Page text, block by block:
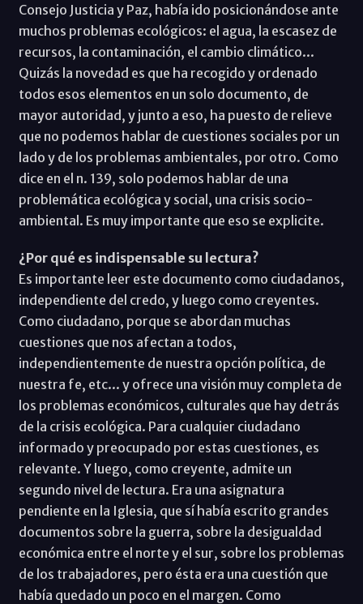
Consejo Justicia y Paz, había ido posicionándose ante
muchos problemas ecológicos: el agua, la escasez de
recursos, la contaminación, el cambio climático...
Quizás la novedad es que ha recogido y ordenado
todos esos elementos en un solo documento, de
mayor autoridad, y junto a eso, ha puesto de relieve
que no podemos hablar de cuestiones sociales por un
lado y de los problemas ambientales, por otro. Como
dice en el n. 139, solo podemos hablar de una
problemática ecológica y social, una crisis socio-
ambiental. Es muy importante que eso se explicite.
¿Por qué es indispensable su lectura?
Es importante leer este documento como ciudadanos,
independiente del credo, y luego como creyentes.
Como ciudadano, porque se abordan muchas
cuestiones que nos afectan a todos,
independientemente de nuestra opción política, de
nuestra fe, etc... y ofrece una visión muy completa de
los problemas económicos, culturales que hay detrás
de la crisis ecológica. Para cualquier ciudadano
informado y preocupado por estas cuestiones, es
relevante. Y luego, como creyente, admite un
segundo nivel de lectura. Era una asignatura
pendiente en la Iglesia, que sí había escrito grandes
documentos sobre la guerra, sobre la desigualdad
económica entre el norte y el sur, sobre los problemas
de los trabajadores, pero ésta era una cuestión que
había quedado un poco en el margen. Como